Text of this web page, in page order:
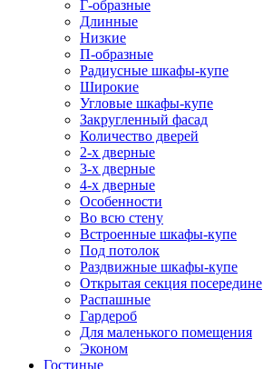
Г-образные
Длинные
Низкие
П-образные
Радиусные шкафы-купе
Широкие
Угловые шкафы-купе
Закругленный фасад
Количество дверей
2-х дверные
3-х дверные
4-х дверные
Особенности
Во всю стену
Встроенные шкафы-купе
Под потолок
Раздвижные шкафы-купе
Открытая секция посередине
Распашные
Гардероб
Для маленького помещения
Эконом
Гостиные